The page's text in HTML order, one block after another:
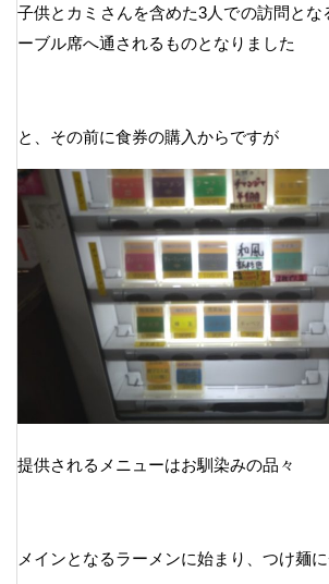
子供とカミさんを含めた3人での訪問とな
ーブル席へ通されるものとなりました
と、その前に食券の購入からですが
提供されるメニューはお馴染みの品々
メインとなるラーメンに始まり、つけ麺